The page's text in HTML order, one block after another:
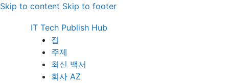
Skip to content Skip to footer
IT Tech Publish Hub
집
주제
최신 백서
회사 AZ